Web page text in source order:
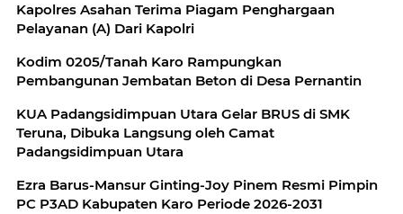
Kapolres Asahan Terima Piagam Penghargaan
Pelayanan (A) Dari Kapolri
Kodim 0205/Tanah Karo Rampungkan
Pembangunan Jembatan Beton di Desa Pernantin
KUA Padangsidimpuan Utara Gelar BRUS di SMK
Teruna, Dibuka Langsung oleh Camat
Padangsidimpuan Utara
Ezra Barus-Mansur Ginting-Joy Pinem Resmi Pimpin
PC P3AD Kabupaten Karo Periode 2026-2031